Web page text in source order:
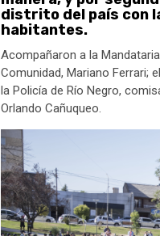
distrito del país con
habitantes.
Acompañaron a la
Comunidad, Mariano Ferrari;
la Policía de Río Negro,
Orlando Cañuqueo.